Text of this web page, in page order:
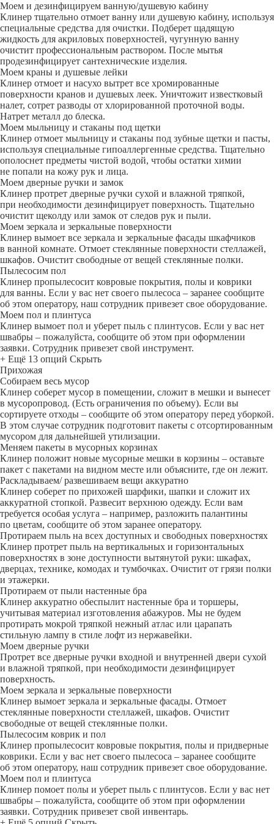
Моем и дезинфицируем ванную/душевую кабину
Клинер тщательно отмоет ванну или душевую кабину, используя
специальные средства для очистки. Подберет щадящую
жидкость для акриловых поверхностей, чугунную ванну
очистит профессиональным раствором. После мытья
продезинфицирует сантехнические изделия.
Моем краны и душевые лейки
Клинер отмоет и насухо вытрет все хромированные
поверхности кранов и душевых леек. Уничтожит известковый
налет, сотрет разводы от хлорированной проточной воды.
Натрет металл до блеска.
Моем мыльницу и стаканы под щетки
Клинер отмоет мыльницу и стаканы под зубные щетки и пасты,
используя специальные гипоаллергенные средства. Тщательно
ополоснет предметы чистой водой, чтобы остатки химии
не попали на кожу рук и лица.
Моем дверные ручки и замок
Клинер протрет дверные ручки сухой и влажной тряпкой,
при необходимости дезинфицирует поверхность. Тщательно
очистит щеколду или замок от следов рук и пыли.
Моем зеркала и зеркальные поверхности
Клинер вымоет все зеркала и зеркальные фасады шкафчиков
в ванной комнате. Отмоет стеклянные поверхности стеллажей,
шкафов. Очистит свободные от вещей стеклянные полки.
Пылесосим пол
Клинер пропылесосит ковровые покрытия, полы и коврики
для ванны. Если у вас нет своего пылесоса – заранее сообщите
об этом оператору, наш сотрудник привезет свое оборудование.
Моем пол и плинтуса
Клинер вымоет пол и уберет пыль с плинтусов. Если у вас нет
швабры – пожалуйста, сообщите об этом при оформлении
заявки. Сотрудник привезет свой инструмент.
+ Ещё 13 опций Скрыть
Прихожая
Собираем весь мусор
Клинер соберет мусор в помещении, сложит в мешки и вынесет
в мусоропровод. (Есть ограничения по объему). Если вы
сортируете отходы – сообщите об этом оператору перед уборкой.
В этом случае сотрудник подготовит пакеты с отсортированным
мусором для дальнейшей утилизации.
Меняем пакеты в мусорных корзинах
Клинер положит новые мусорные мешки в корзины – оставьте
пакет с пакетами на видном месте или объясните, где он лежит.
Раскладываем/ развешиваем вещи аккуратно
Клинер соберет по прихожей шарфики, шапки и сложит их
аккуратной стопкой. Развесит верхнюю одежду. Если вам
требуется особая услуга – например, разложить палантины
по цветам, сообщите об этом заранее оператору.
Протираем пыль на всех доступных и свободных поверхностях
Клинер протрет пыль на вертикальных и горизонтальных
поверхностях в зоне доступности вытянутой руки: шкафах,
дверцах, технике, комодах и тумбочках. Очистит от грязи полки
и этажерки.
Протираем от пыли настенные бра
Клинер аккуратно обеспылит настенные бра и торшеры,
учитывая материал изготовления абажуров. Мы не будем
протирать мокрой тряпкой нежный атлас или царапать
стильную лампу в стиле лофт из нержавейки.
Моем дверные ручки
Протрет все дверные ручки входной и внутренней двери сухой
и влажной тряпкой, при необходимости дезинфицирует
поверхность.
Моем зеркала и зеркальные поверхности
Клинер вымоет зеркала и зеркальные фасады. Отмоет
стеклянные поверхности стеллажей, шкафов. Очистит
свободные от вещей стеклянные полки.
Пылесосим коврик и пол
Клинер пропылесосит ковровые покрытия, полы и придверные
коврики. Если у вас нет своего пылесоса – заранее сообщите
об этом оператору, наш сотрудник привезет свое оборудование.
Моем пол и плинтуса
Клинер помоет полы и уберет пыль с плинтусов. Если у вас нет
швабры – пожалуйста, сообщите об этом при оформлении
заявки. Сотрудник привезет свой инвентарь.